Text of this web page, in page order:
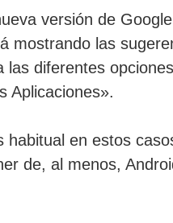
versión de
mostrando las
diferentes
Aplicaciones».
en estos
de, al menos,